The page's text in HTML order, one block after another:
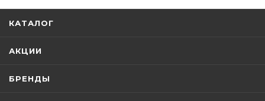
КАТАЛОГ
АКЦИИ
БРЕНДЫ